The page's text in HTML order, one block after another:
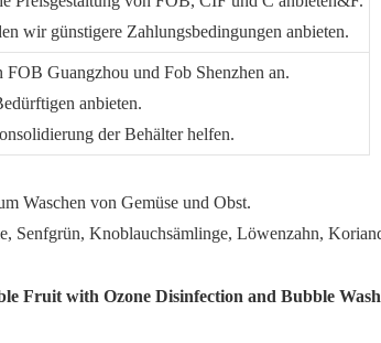
wir günstigere Zahlungsbedingungen anbieten.
Guangzhou und Fob Shenzhen an.
anbieten.
der Behälter helfen.
Waschen von Gemüse und Obst.
Knoblauchsämlinge, Löwenzahn,